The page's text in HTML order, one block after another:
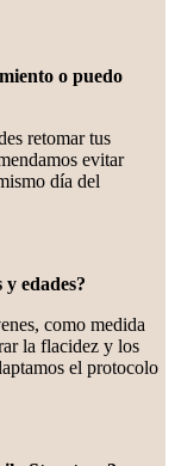
o puedo
retomar tus
evitar
día del
edades?
como medida
la flacidez y los
el protocolo